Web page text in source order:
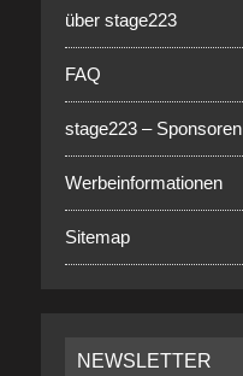
über stage223
FAQ
stage223 – Sponsoren
Werbeinformationen
Sitemap
NEWSLETTER